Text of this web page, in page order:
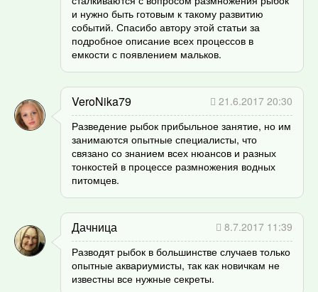
и нужно быть готовым к такому развитию
событий. Спасибо автору этой статьи за
подробное описание всех процессов в
емкости с появлением мальков.
VeroNika79
21.6.2017 20:30
Разведение рыбок прибыльное занятие, но им
занимаются опытные специалисты, что
связано со знанием всех нюансов и разных
тонкостей в процессе размножения водных
питомцев.
Дачница
8.7.2017 11:39
Разводят рыбок в большинстве случаев только
опытные аквариумисты, так как новичкам не
известны все нужные секреты.